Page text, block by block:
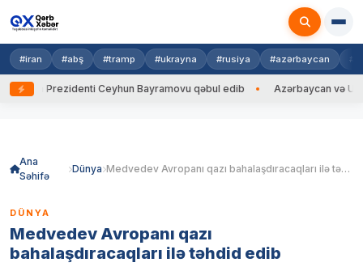
#iran #abş #tramp #ukrayna #rusiya #azərbaycan
Prezidenti Ceyhun Bayramovu qəbul edib Azərbaycan və
Ana
Səhifə
Dünya Medvedev Avropanı qazı bahalaşdıracaqları ilə təhdid edib
DÜNYA
Medvedev Avropanı qazı
bahalaşdıracaqları ilə təhdid edib